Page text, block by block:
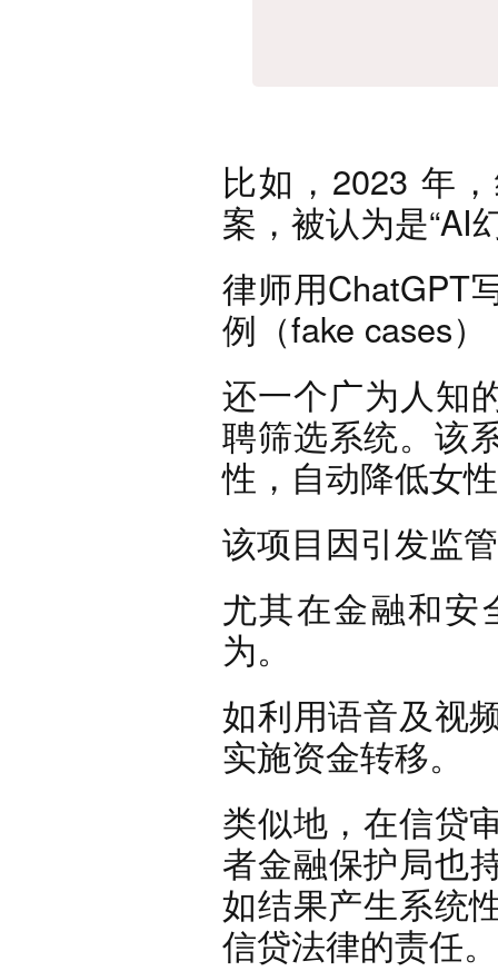
比如，2023 年
案，被认为是“AI
律师用ChatGPT
例（fake cases
还一个广为人知
聘筛选系统。该
性，自动降低女
该项目因引发监
尤其在金融和安
为。
如利用语音及视
实施资金转移。
类似地，在信贷
者金融保护局也
如结果产生系统
信贷法律的责任。